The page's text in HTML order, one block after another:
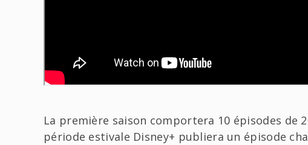
La première saison comportera 10 épisodes de
période estivale Disney+ publiera un épisode